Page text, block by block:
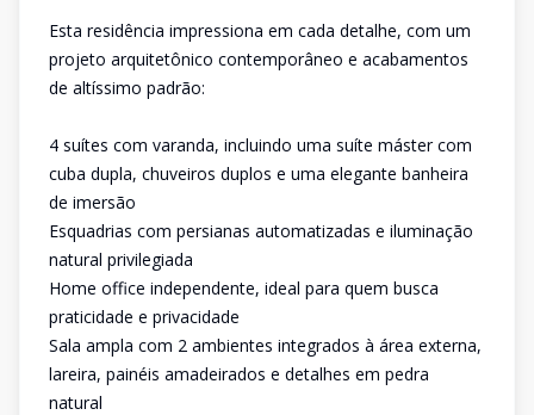
Esta residência impressiona em cada detalhe, com um
projeto arquitetônico contemporâneo e acabamentos
de altíssimo padrão:
4 suítes com varanda, incluindo uma suíte máster com
cuba dupla, chuveiros duplos e uma elegante banheira
de imersão
Esquadrias com persianas automatizadas e iluminação
natural privilegiada
Home office independente, ideal para quem busca
praticidade e privacidade
Sala ampla com 2 ambientes integrados à área externa,
lareira, painéis amadeirados e detalhes em pedra
natural